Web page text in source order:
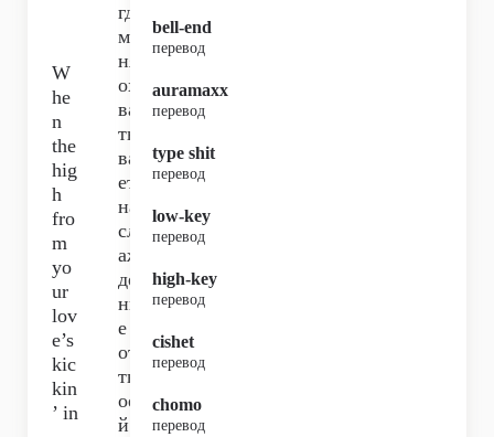
W
he
n
the
hig
h
fro
m
yo
ur
lov
e’s
kic
kin
’ in
гда
ме
ня
ох
ва
ты
ва
ет
на
сл
аж
де
ни
е
от
тв
ое
й
bell-end
перевод
auramaxx
перевод
type shit
перевод
low-key
перевод
high-key
перевод
cishet
перевод
chomo
перевод